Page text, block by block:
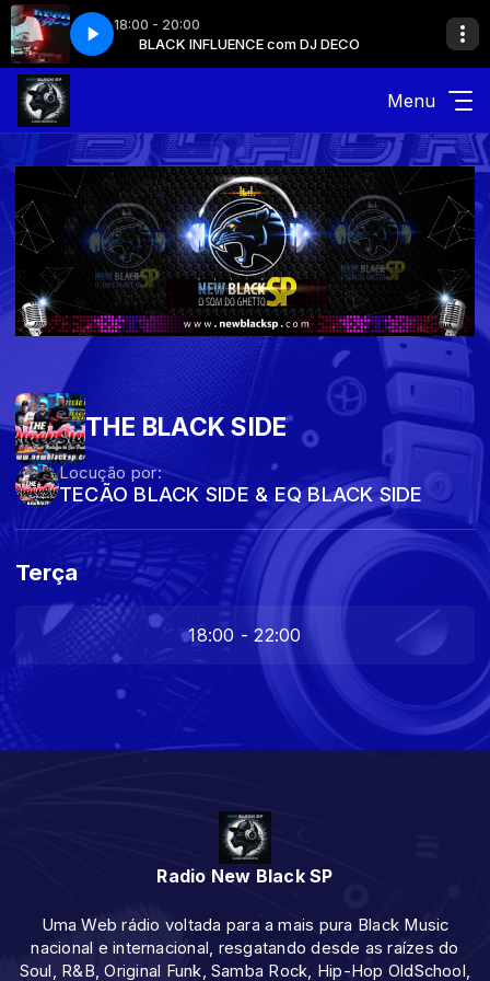
18:00 - 20:00
DECO BLACK INFLUENCE com DJ DECO
Menu
THE BLACK SIDE
Locução por:
TECÃO BLACK SIDE & EQ BLACK SIDE
Terça
18:00 - 22:00
Radio New Black SP
Uma Web rádio voltada para a mais pura Black Music
nacional e internacional, resgatando desde as raízes do
Soul, R&B, Original Funk, Samba Rock, Hip-Hop OldSchool,